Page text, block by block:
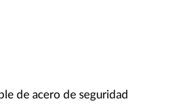
de acero de seguridad